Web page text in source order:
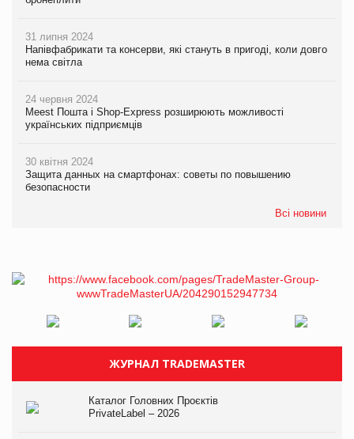
31 липня 2024
Напівфабрикати та консерви, які стануть в пригоді, коли довго
нема світла
24 червня 2024
Meest Пошта і Shop-Express розширюють можливості
українських підприємців
30 квітня 2024
Защита данных на смартфонах: советы по повышению
безопасности
Всі новини
ЖУРНАЛ TRADEMASTER
Каталог Головних Проєктів
PrivateLabel – 2026